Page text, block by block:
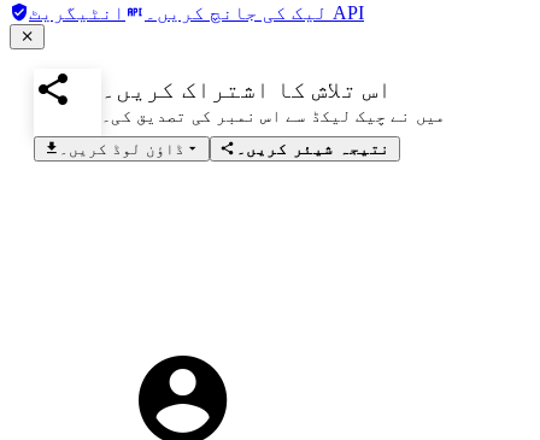
لیک کی جانچ کریں۔ انٹیگریٹ API
اس تلاش کا اشتراک کریں۔
میں نے چیک لیکڈ سے اس نمبر کی تصدیق کی۔
ڈاؤن لوڈ کریں۔
نتیجہ شیئر کریں۔